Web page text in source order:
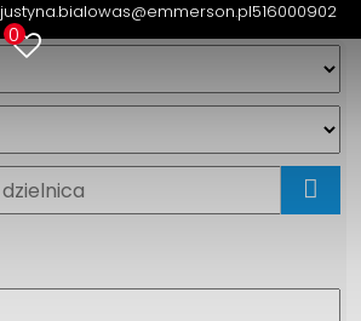
justyna.bialowas@emmerson.pl516000902
0